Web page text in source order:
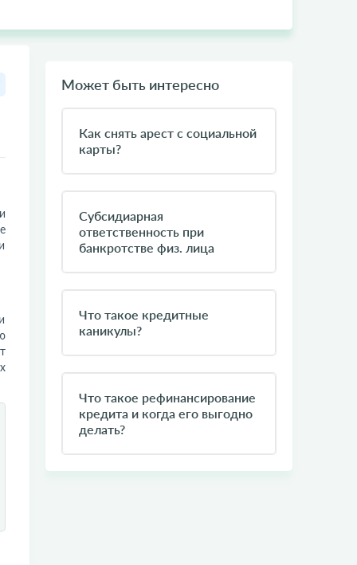
Может быть интересно
Как снять арест с социальной
карты?
Субсидиарная
ответственность при
банкротстве физ. лица
Что такое кредитные
каникулы?
Что такое рефинансирование
кредита и когда его выгодно
делать?